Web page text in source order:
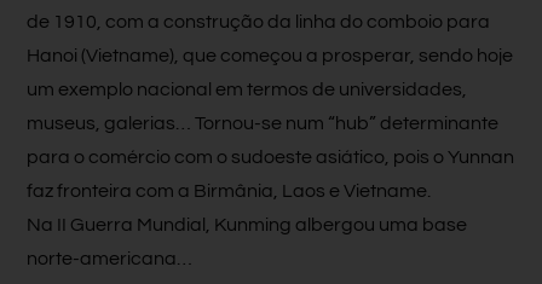
de 1910, com a construção da linha do comboio para
Hanoi (Vietname), que começou a prosperar, sendo hoje
um exemplo nacional em termos de universidades,
museus, galerias… Tornou-se num “hub” determinante
para o comércio com o sudoeste asiático, pois o Yunnan
faz fronteira com a Birmânia, Laos e Vietname.
Na II Guerra Mundial, Kunming albergou uma base
norte-americana…